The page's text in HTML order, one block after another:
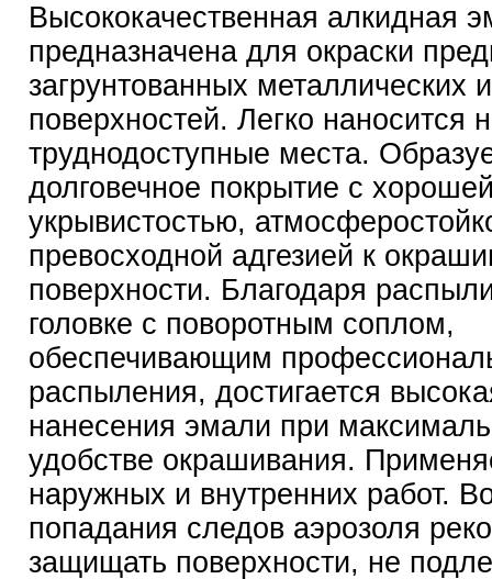
Высококачественная алкидная
предназначена для окраски
загрунтованных металлических
поверхностей. Легко наносится
труднодоступные места.
долговечное покрытие с
укрывистостью,
превосходной адгезией к
поверхности. Благодаря
головке с поворотным соплом,
обеспечивающим
распыления, достигается
нанесения эмали при
удобстве окрашивания.
наружных и внутренних работ.
попадания следов аэрозоля
защищать поверхности, не